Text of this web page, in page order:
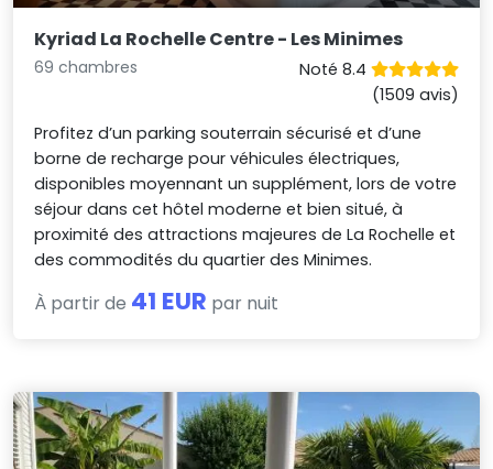
Kyriad La Rochelle Centre - Les Minimes
69 chambres
Noté 8.4
(1509 avis)
Profitez d’un parking souterrain sécurisé et d’une
borne de recharge pour véhicules électriques,
disponibles moyennant un supplément, lors de votre
séjour dans cet hôtel moderne et bien situé, à
proximité des attractions majeures de La Rochelle et
des commodités du quartier des Minimes.
À partir de 41 EUR par nuit